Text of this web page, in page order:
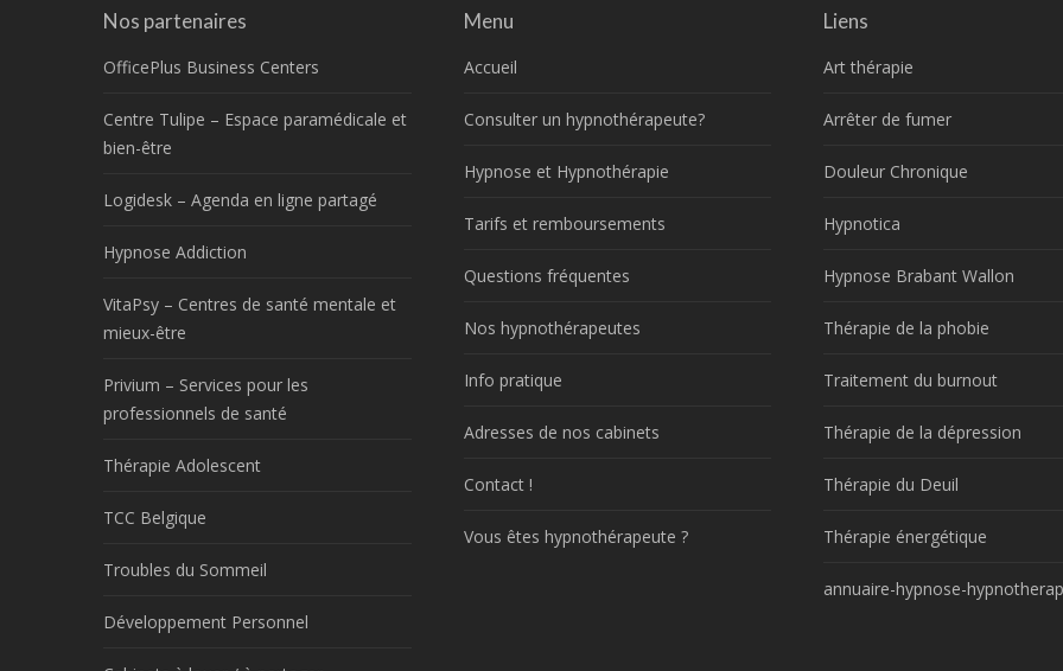
Nos partenaires
OfficePlus Business Centers
Centre Tulipe – Espace paramédicale et
bien-être
Logidesk – Agenda en ligne partagé
Hypnose Addiction
VitaPsy – Centres de santé mentale et
mieux-être
Privium – Services pour les
professionnels de santé
Thérapie Adolescent
TCC Belgique
Troubles du Sommeil
Développement Personnel
Menu
Accueil
Consulter un hypnothérapeute?
Hypnose et Hypnothérapie
Tarifs et remboursements
Questions fréquentes
Nos hypnothérapeutes
Info pratique
Adresses de nos cabinets
Contact !
Vous êtes hypnothérapeute ?
Liens
Art thérapie
Arrêter de fumer
Douleur Chronique
Hypnotica
Hypnose Brabant Wallon
Thérapie de la phobie
Traitement du burnout
Thérapie de la dépression
Thérapie du Deuil
Thérapie énergétique
annuaire-hypnose-